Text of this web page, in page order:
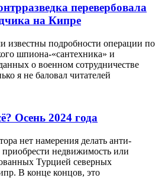
перевербовала
на Кипре
известны подробности операции по
шпиона-«сантехника» и
о военном сотрудничестве
я не баловал читателей
Осень 2024 года
нет намерения делать анти-
недвижимость или
Турцией северных
В конце концов, это